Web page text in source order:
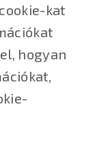
kat
hogyan